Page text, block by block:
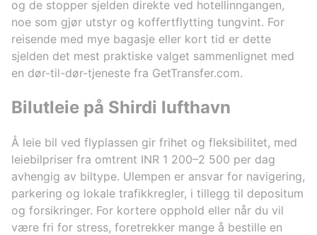
og de stopper sjelden direkte ved hotellinngangen,
noe som gjør utstyr og koffertflytting tungvint. For
reisende med mye bagasje eller kort tid er dette
sjelden det mest praktiske valget sammenlignet med
en dør-til-dør-tjeneste fra GetTransfer.com.
Bilutleie på Shirdi lufthavn
Å leie bil ved flyplassen gir frihet og fleksibilitet, med
leiebilpriser fra omtrent INR 1 200–2 500 per dag
avhengig av biltype. Ulempen er ansvar for navigering,
parkering og lokale trafikkregler, i tillegg til depositum
og forsikringer. For kortere opphold eller når du vil
være fri for stress, foretrekker mange å bestille en